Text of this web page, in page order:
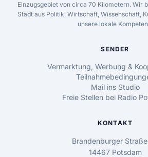
Einzugsgebiet von circa 70 Kilometern. Wir
Stadt aus Politik, Wirtschaft, Wissenschaft,
unsere lokale
SENDER
Vermarktung, Werbung &
Mail ins Studio
Freie Stellen bei Radio
KONTAKT
Brandenburger
14467 Potsdam